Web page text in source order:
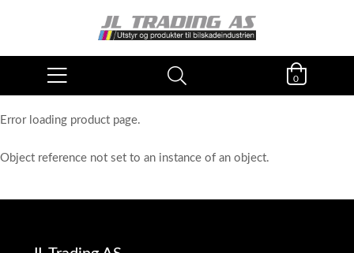
0
Error loading product page.
Object reference not set to an instance of an object.